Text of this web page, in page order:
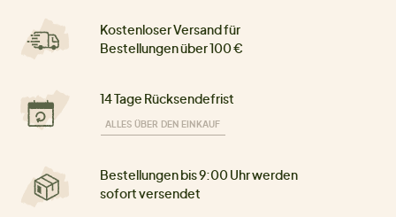
Kostenloser Versand für
Bestellungen über 100 €
14 Tage Rücksendefrist
ALLES ÜBER DEN EINKAUF
Bestellungen bis 9:00 Uhr werden
sofort versendet